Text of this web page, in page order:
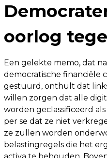
oorlog
Een gelekte memo, dat
democratische financiële
gestuurd, onthult dat
willen zorgen dat alle
worden geclassificeerd
per se dat ze niet
ze zullen worden
belastingregels die het